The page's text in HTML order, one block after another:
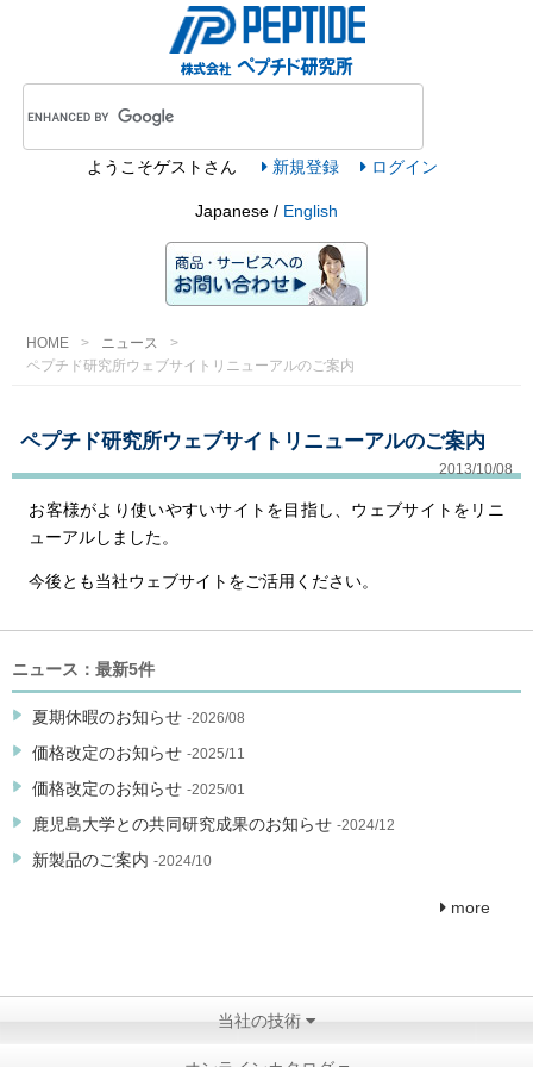
ようこそゲスト さん 新規登録 ログイン
Japanese / English
HOME
ニュース
ペプチド研究所ウェブサイトリニューアルのご案内
ペプチド研究所ウェブサイトリニューアルのご案内
2013/10/08
お客様がより使いやすいサイトを目指し、ウェブサイトをリニ
ューアルしました。
今後とも当社ウェブサイトをご活用ください。
ニュース：最新5件
夏期休暇のお知らせ -2026/08
価格改定のお知らせ -2025/11
価格改定のお知らせ -2025/01
鹿児島大学との共同研究成果のお知らせ -2024/12
新製品のご案内 -2024/10
more
当社の技術